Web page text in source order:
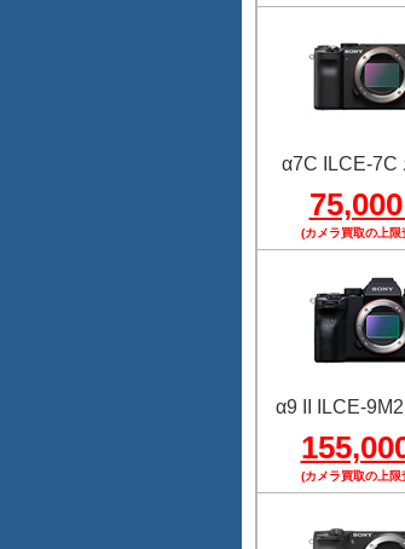
α7C ILCE-7C
(カメラ買取の上限
α9 II ILCE-
(カメラ買取の上限